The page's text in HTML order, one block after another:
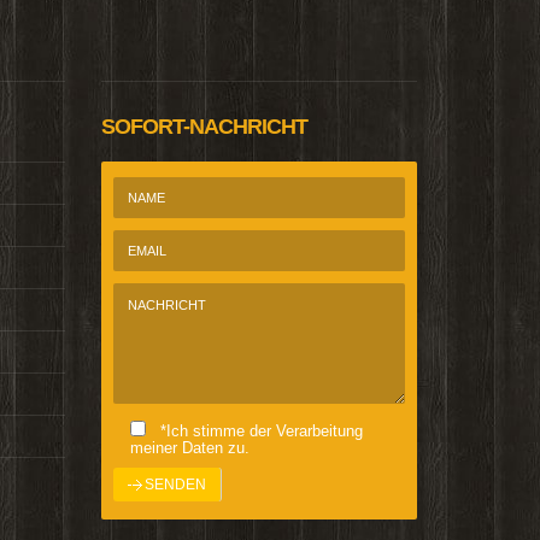
SOFORT-NACHRICHT
*Ich stimme der Verarbeitung
meiner Daten zu.